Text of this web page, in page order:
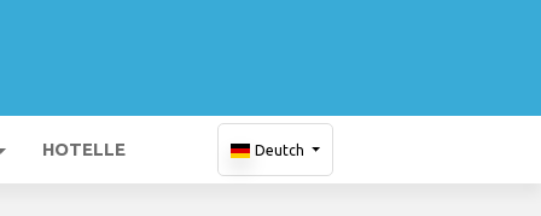
HOTELLE Deutch